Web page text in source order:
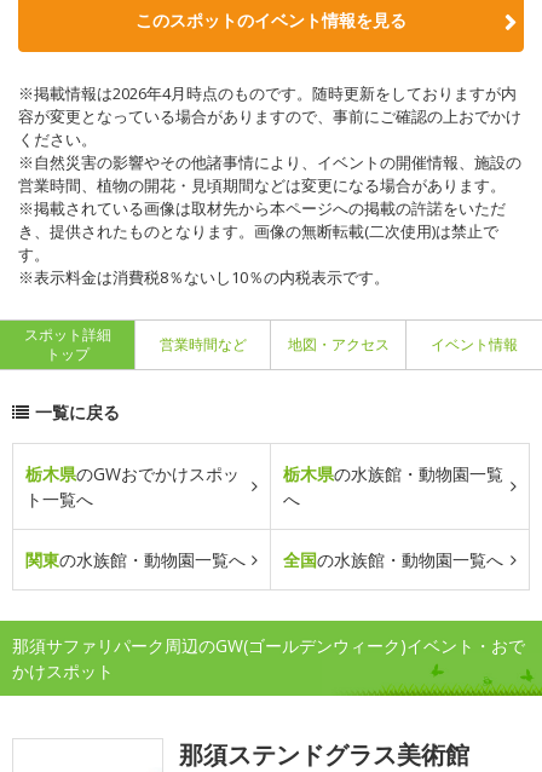
このスポットのイベント情報を見る
※掲載情報は2026年4月時点のものです。随時更新をしておりますが内
容が変更となっている場合がありますので、事前にご確認の上おでかけ
ください。
※自然災害の影響やその他諸事情により、イベントの開催情報、施設の
営業時間、植物の開花・見頃期間などは変更になる場合があります。
※掲載されている画像は取材先から本ページへの掲載の許諾をいただ
き、提供されたものとなります。画像の無断転載(二次使用)は禁止で
す。
※表示料金は消費税8％ないし10％の内税表示です。
スポット詳細
トップ
営業時間など 地図・アクセス イベント情報
一覧に戻る
栃木県のGWおでかけスポッ
ト一覧へ
栃木県の水族館・動物園一覧
へ
関東の水族館・動物園一覧へ 全国の水族館・動物園一覧へ
那須サファリパーク周辺のGW(ゴールデンウィーク)イベント・おで
かけスポット
那須ステンドグラス美術館